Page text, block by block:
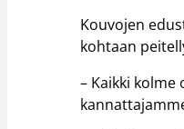
Kouvojen
kohtaan
– Kaikki